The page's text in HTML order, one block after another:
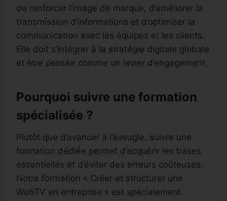
de renforcer l’image de marque, d’améliorer la
transmission d’informations et d’optimiser la
communication avec les équipes et les clients.
Elle doit s’intégrer à la stratégie digitale globale
et être pensée comme un levier d’engagement.
Pourquoi suivre une formation
spécialisée ?
Plutôt que d’avancer à l’aveugle, suivre une
formation dédiée permet d’acquérir les bases
essentielles et d’éviter des erreurs coûteuses.
Notre formation « Créer et structurer une
WebTV en entreprise » est spécialement